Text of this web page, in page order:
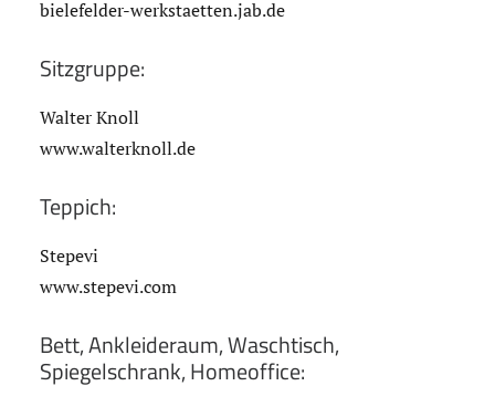
bielefelder-werkstaetten.jab.de
Sitzgruppe:
Walter Knoll
www.walterknoll.de
Teppich:
Stepevi
www.stepevi.com
Bett, Ankleideraum, Waschtisch,
Spiegelschrank, Homeoffice: